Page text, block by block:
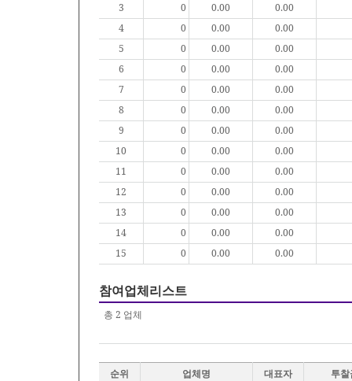
3
0 0.00
0.00
4
0 0.00
0.00
5
0 0.00
0.00
6
0 0.00
0.00
7
0 0.00
0.00
8
0 0.00
0.00
9
0 0.00
0.00
10
0 0.00
0.00
11
0 0.00
0.00
12
0 0.00
0.00
13
0 0.00
0.00
14
0 0.00
0.00
15
0 0.00 0.00
참여업체리스트
총 2 업체
순위 업체명 대표자 투